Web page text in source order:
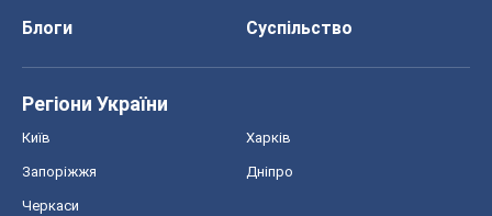
Блоги
Суспільство
Регіони України
Київ Харків
Запоріжжя Дніпро
Черкаси